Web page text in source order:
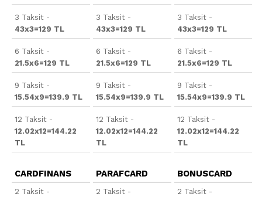
3 Taksit -
43x3=129 TL
6 Taksit -
21.5x6=129 TL
9 Taksit -
15.54x9=139.9 TL
12 Taksit -
12.02x12=144.22
TL
3 Taksit -
43x3=129 TL
6 Taksit -
21.5x6=129 TL
9 Taksit -
15.54x9=139.9 TL
12 Taksit -
12.02x12=144.22
TL
3 Taksit -
43x3=129 TL
6 Taksit -
21.5x6=129 TL
9 Taksit -
15.54x9=139.9 TL
12 Taksit -
12.02x12=144.22
TL
CARDFINANS
2 Taksit -
PARAFCARD
2 Taksit -
BONUSCARD
2 Taksit -